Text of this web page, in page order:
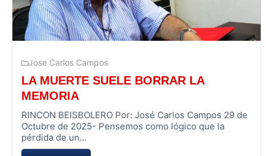
Jose Carlos Campos
LA MUERTE SUELE BORRAR LA
MEMORIA
RINCON BEISBOLERO Por: José Carlos Campos 29 de
Octubre de 2025- Pensemos como lógico que la
pérdida de un...